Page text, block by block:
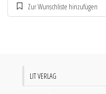
LIT VERLAG